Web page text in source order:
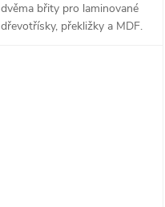
dvěma břity pro laminované
dřevotřísky, překližky a MDF.